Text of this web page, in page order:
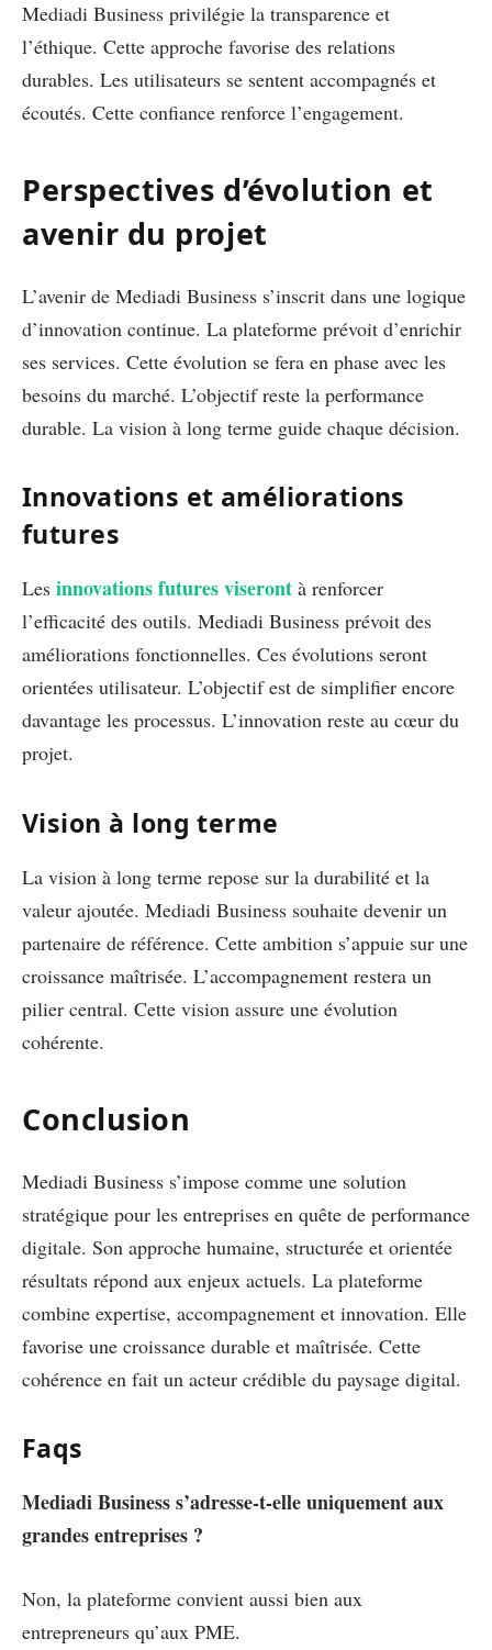
Mediadi Business privilégie la transparence et
l’éthique. Cette approche favorise des relations
durables. Les utilisateurs se sentent accompagnés et
écoutés. Cette confiance renforce l’engagement.
Perspectives d’évolution et
avenir du projet
L’avenir de Mediadi Business s’inscrit dans une logique
d’innovation continue. La plateforme prévoit d’enrichir
ses services. Cette évolution se fera en phase avec les
besoins du marché. L’objectif reste la performance
durable. La vision à long terme guide chaque décision.
Innovations et améliorations
futures
Les innovations futures viseront à renforcer
l’efficacité des outils. Mediadi Business prévoit des
améliorations fonctionnelles. Ces évolutions seront
orientées utilisateur. L’objectif est de simplifier encore
davantage les processus. L’innovation reste au cœur du
projet.
Vision à long terme
La vision à long terme repose sur la durabilité et la
valeur ajoutée. Mediadi Business souhaite devenir un
partenaire de référence. Cette ambition s’appuie sur une
croissance maîtrisée. L’accompagnement restera un
pilier central. Cette vision assure une évolution
cohérente.
Conclusion
Mediadi Business s’impose comme une solution
stratégique pour les entreprises en quête de performance
digitale. Son approche humaine, structurée et orientée
résultats répond aux enjeux actuels. La plateforme
combine expertise, accompagnement et innovation. Elle
favorise une croissance durable et maîtrisée. Cette
cohérence en fait un acteur crédible du paysage digital.
Faqs
Mediadi Business s’adresse-t-elle uniquement aux
grandes entreprises ?
Non, la plateforme convient aussi bien aux
entrepreneurs qu’aux PME.